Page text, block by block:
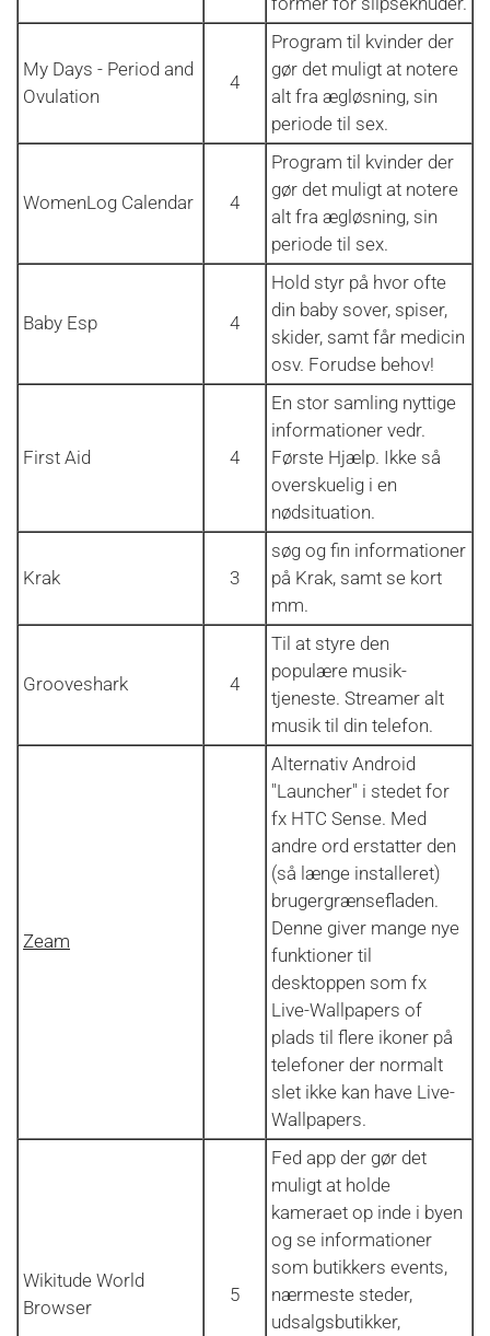
My Days - Period and
Ovulation
4
Program til kvinder der
gør det muligt at notere
alt fra ægløsning, sin
periode til sex.
WomenLog Calendar 4
Program til kvinder der
gør det muligt at notere
alt fra ægløsning, sin
periode til sex.
Baby Esp 4
Hold styr på hvor ofte
din baby sover, spiser,
skider, samt får medicin
osv. Forudse behov!
First Aid 4
En stor samling nyttige
informationer vedr.
Første Hjælp. Ikke så
overskuelig i en
nødsituation.
Krak 3
søg og fin informationer
på Krak, samt se kort
mm.
Grooveshark 4
Til at styre den
populære musik-
tjeneste. Streamer alt
musik til din telefon.
Zeam
Alternativ Android
"Launcher" i stedet for
fx HTC Sense. Med
andre ord erstatter den
(så længe installeret)
brugergrænsefladen.
Denne giver mange nye
funktioner til
desktoppen som fx
Live-Wallpapers of
plads til flere ikoner på
telefoner der normalt
slet ikke kan have Live-
Wallpapers.
Wikitude World
Browser
5
Fed app der gør det
muligt at holde
kameraet op inde i byen
og se informationer
som butikkers events,
nærmeste steder,
udsalgsbutikker,